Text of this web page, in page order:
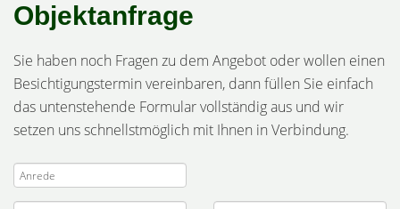
Objektanfrage
Sie haben noch Fragen zu dem Angebot oder wollen einen
Besichtigungstermin vereinbaren, dann füllen Sie einfach
das untenstehende Formular vollständig aus und wir
setzen uns schnellstmöglich mit Ihnen in Verbindung.